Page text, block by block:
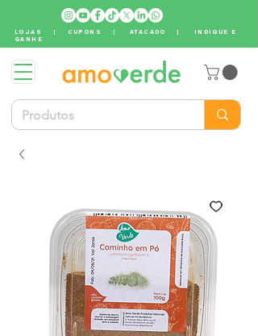
LOJAS | CUPONS |ATACADO | INDIQUE E
GANHE